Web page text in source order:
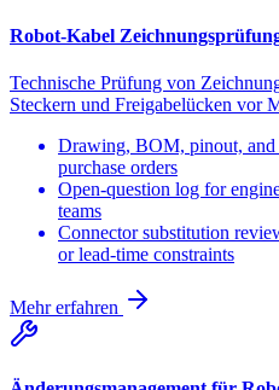
Robot-Kabel
Technische Prüfung von
Steckern und Freigabelücken vor
Drawing, BOM, pinout, and
purchase orders
Open-question log for
teams
Connector substitution
or lead-time constraints
Mehr erfahren